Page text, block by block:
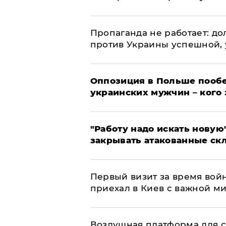
​Пропаганда не работает:
против Украины
Оппозиция в Польше
украинских мужчин – кого
"Работу надо искать
закрывать атакованные
Первый визит за время
приехал в Киев с важной